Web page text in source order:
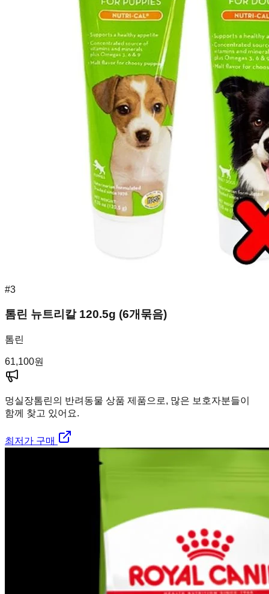
#3
톰린 뉴트리칼 120.5g (6개묶음)
톰린
61,100원
멍실장톰린의 반려동물 상품 제품으로, 많은 보호자분들이
함께 찾고 있어요.
최저가 구매